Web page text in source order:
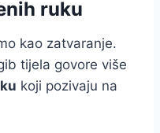
ruku
kao zatvaranje.
tijela govore više
koji pozivaju na